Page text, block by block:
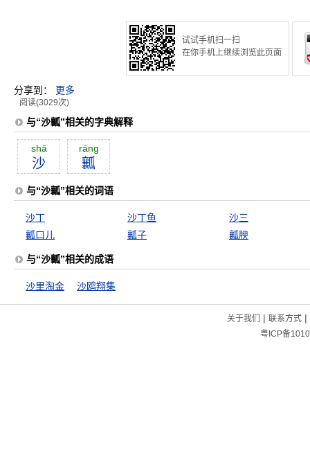
试试手机扫一扫
在你手机上继续浏览此页面
分享到： 更多
阅读(3029次)
与“沙瓤”相关的字典解释
shā
沙
ráng
瓤
与“沙瓤”相关的词语
沙丁 沙丁鱼
沙三
瓤口儿
瓤子 瓤腴
与“沙瓤”相关的成语
沙里淘金 沙鸥翔集
关于我们 | 联系方式|
粤ICP备